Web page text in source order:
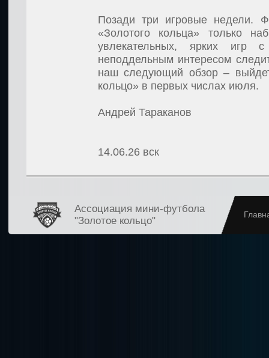
Позади три игровые недели.
«Золотого кольца» только
увлекательных, ярких игр
неподдельным интересом
наш следующий обзор –
кольцо» в первых числах июля.
Андрей Тараканов
14.06.26 вск
Ассоциация мини-футбола
"Золотое кольцо"